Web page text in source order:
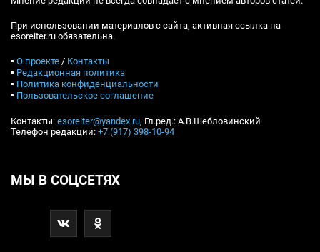
При использовании материалов с сайта, активная ссылка на
esoreiter.ru обязательна.
▪ О проекте / Контакты
▪ Редакционная политика
▪ Политика конфиденциальности
▪ Пользовательское соглашение
Контакты: esoreiter@yandex.ru, Гл.ред.: А.В.Шебловинский
Телефон редакции: +7 (917) 398-10-94
МЫ В СОЦСЕТЯХ